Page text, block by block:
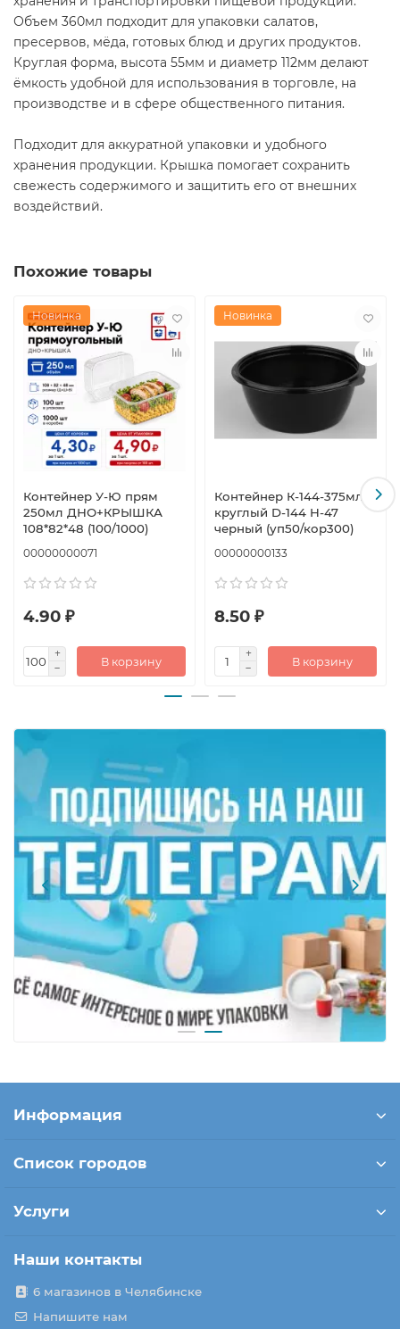
Объем 360мл подходит для упаковки салатов,
пресервов, мёда, готовых блюд и других продуктов.
Круглая форма, высота 55мм и диаметр 112мм делают
ёмкость удобной для использования в торговле, на
производстве и в сфере общественного питания.
Подходит для аккуратной упаковки и удобного
хранения продукции. Крышка помогает сохранить
свежесть содержимого и защитить его от внешних
воздействий.
Похожие товары
Новинка
Контейнер У-Ю прям
250мл ДНО+КРЫШКА
108*82*48 (100/1000)
00000000071
4.90 ₽
В корзину
Новинка
Контейнер К-144-375мл
круглый D-144 H-47
черный (уп50/кор300)
00000000133
8.50 ₽
В корзину
Информация
Список городов
Услуги
Наши контакты
6 магазинов в Челябинске
Напишите нам